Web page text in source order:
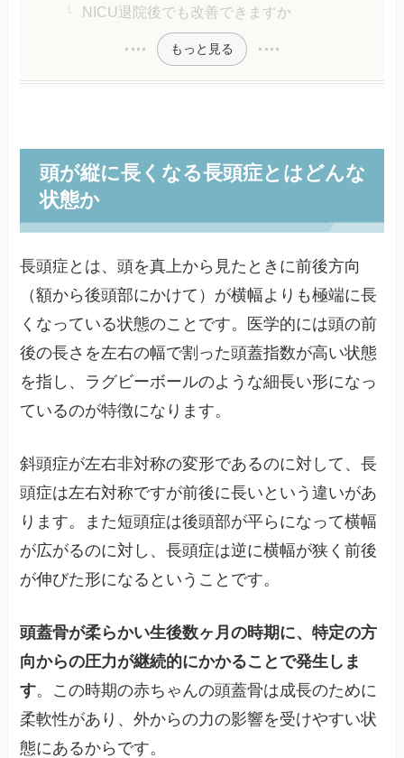
NICU退院後でも改善できますか
もっと見る
頭が縦に長くなる長頭症とはどんな
状態か
長頭症とは、頭を真上から見たときに前後方向
（額から後頭部にかけて）が横幅よりも極端に長
くなっている状態のことです。医学的には頭の前
後の長さを左右の幅で割った頭蓋指数が高い状態
を指し、ラグビーボールのような細長い形になっ
ているのが特徴になります。
斜頭症が左右非対称の変形であるのに対して、長
頭症は左右対称ですが前後に長いという違いがあ
ります。また短頭症は後頭部が平らになって横幅
が広がるのに対し、長頭症は逆に横幅が狭く前後
が伸びた形になるということです。
頭蓋骨が柔らかい生後数ヶ月の時期に、特定の方
向からの圧力が継続的にかかることで発生しま
す。この時期の赤ちゃんの頭蓋骨は成長のために
柔軟性があり、外からの力の影響を受けやすい状
態にあるからです。